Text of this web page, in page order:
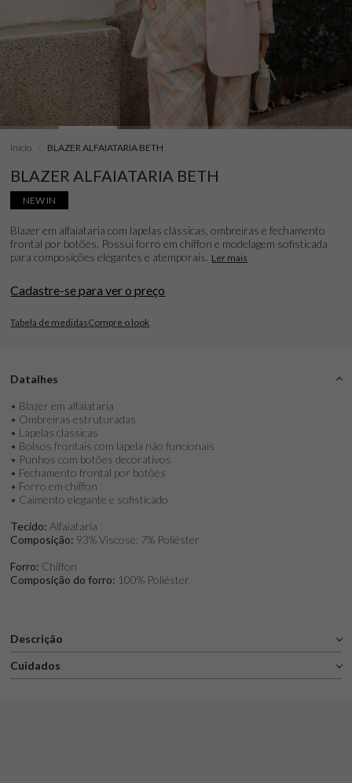
Início BLAZER ALFAIATARIA BETH
BLAZER ALFAIATARIA BETH
NEW IN
Blazer em alfaiataria com lapelas clássicas, ombreiras e fechamento
frontal por botões. Possui forro em chiffon e modelagem sofisticada
para composições elegantes e atemporais. Ler mais
Cadastre-se para ver o preço
Compre o look
Tabela de medidas
Datalhes
• Blazer em alfaiataria
• Ombreiras estruturadas
• Lapelas clássicas
• Bolsos frontais com lapela não funcionais
• Punhos com botões decorativos
• Fechamento frontal por botões
• Forro em chiffon
• Caimento elegante e sofisticado
Tecido: Alfaiataria
Composição: 93% Viscose; 7% Poliéster
Forro: Chiffon
Composição do forro: 100% Poliéster
Descrição
Cuidados